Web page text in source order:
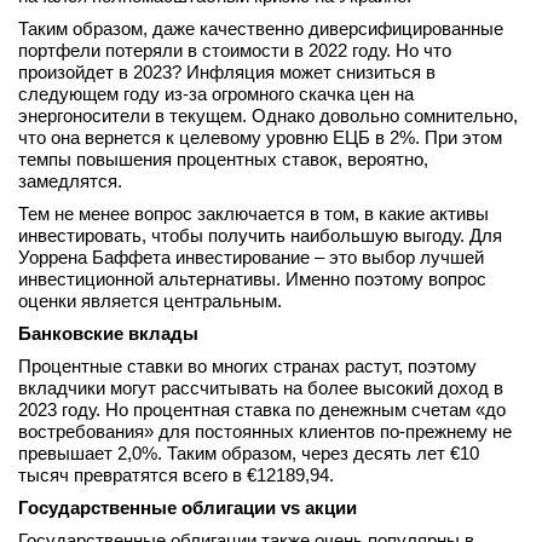
вконтакте
телеграм
Стать автором
Вход
Таким образом, даже качественно диверсифицированные
портфели потеряли в стоимости в 2022 году. Но что
произойдет в 2023? Инфляция может снизиться в
следующем году из-за огромного скачка цен на
энергоносители в текущем. Однако довольно сомнительно,
что она вернется к целевому уровню ЕЦБ в 2%. При этом
темпы повышения процентных ставок, вероятно,
замедлятся.
Тем не менее вопрос заключается в том, в какие активы
инвестировать, чтобы получить наибольшую выгоду. Для
Уоррена Баффета инвестирование – это выбор лучшей
инвестиционной альтернативы. Именно поэтому вопрос
оценки является центральным.
Банковские вклады
Процентные ставки во многих странах растут, поэтому
вкладчики могут рассчитывать на более высокий доход в
2023 году. Но процентная ставка по денежным счетам «до
востребования» для постоянных клиентов по-прежнему не
превышает 2,0%. Таким образом, через десять лет €10
тысяч превратятся всего в €12189,94.
Государственные облигации vs акции